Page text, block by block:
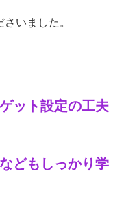
いました。
ット設定の工夫
どもしっかり学